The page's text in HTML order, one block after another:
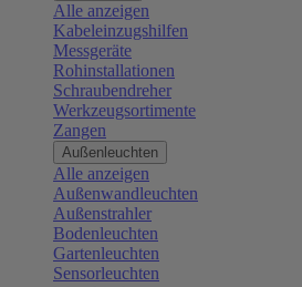
Alle anzeigen
Kabeleinzugshilfen
Messgeräte
Rohinstallationen
Schraubendreher
Werkzeugsortimente
Zangen
Außenleuchten
Alle anzeigen
Außenwandleuchten
Außenstrahler
Bodenleuchten
Gartenleuchten
Sensorleuchten